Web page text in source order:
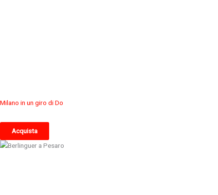
Milano in un giro di Do
Acquista